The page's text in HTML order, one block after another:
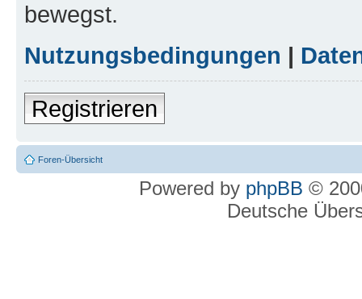
bewegst.
Nutzungsbedingungen |
Registrieren
Foren-Übersicht
Powered by phpBB ©
Deutsche